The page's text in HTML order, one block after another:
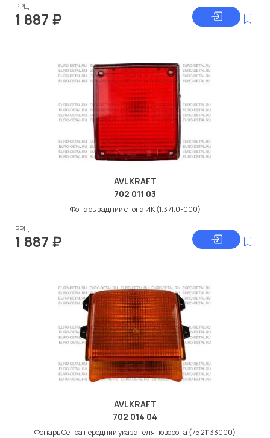
РРЦ
1 887 ₽
AVLKRAFT
702 011 03
Фонарь задний стопа ИК (1.371.0-000)
РРЦ
1 887 ₽
AVLKRAFT
702 014 04
Фонарь Сетра передний указателя поворота (7521133000)